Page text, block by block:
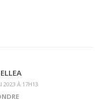
2023 À 17H13